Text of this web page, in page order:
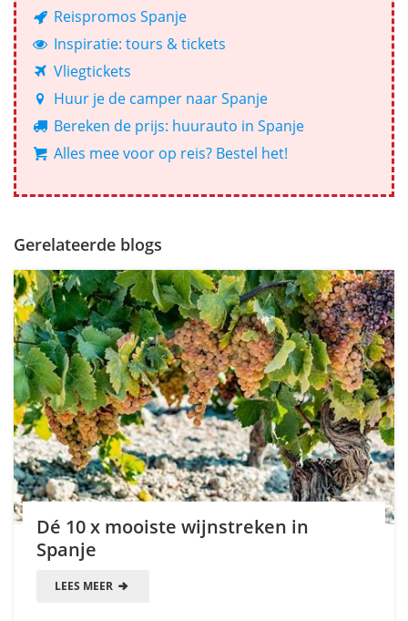
Reispromos Spanje
Inspiratie: tours & tickets
Vliegtickets
Huur je de camper naar Spanje
Bereken de prijs: huurauto in Spanje
Alles mee voor op reis? Bestel het!
Gerelateerde blogs
Dé 10 x mooiste wijnstreken in
Spanje
LEES MEER